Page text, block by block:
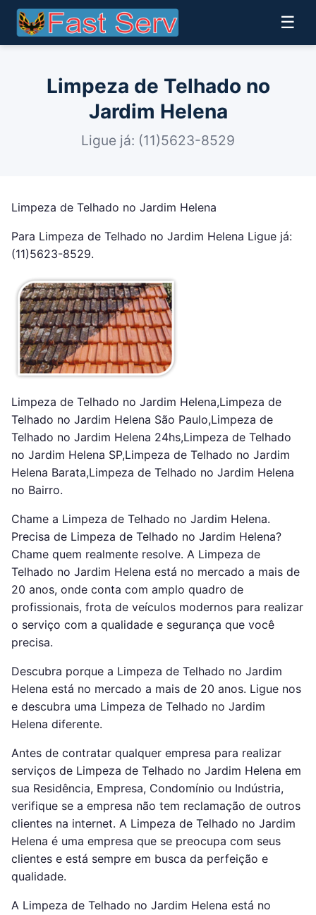
☰
Limpeza de Telhado no
Jardim Helena
Ligue já: (11)5623-8529
Limpeza de Telhado no Jardim Helena
Para Limpeza de Telhado no Jardim Helena Ligue já:
(11)5623-8529.
Limpeza de Telhado no Jardim Helena,Limpeza de
Telhado no Jardim Helena São Paulo,Limpeza de
Telhado no Jardim Helena 24hs,Limpeza de Telhado
no Jardim Helena SP,Limpeza de Telhado no Jardim
Helena Barata,Limpeza de Telhado no Jardim Helena
no Bairro.
Chame a Limpeza de Telhado no Jardim Helena.
Precisa de Limpeza de Telhado no Jardim Helena?
Chame quem realmente resolve. A Limpeza de
Telhado no Jardim Helena está no mercado a mais de
20 anos, onde conta com amplo quadro de
profissionais, frota de veículos modernos para realizar
o serviço com a qualidade e segurança que você
precisa.
Descubra porque a Limpeza de Telhado no Jardim
Helena está no mercado a mais de 20 anos. Ligue nos
e descubra uma Limpeza de Telhado no Jardim
Helena diferente.
Antes de contratar qualquer empresa para realizar
serviços de Limpeza de Telhado no Jardim Helena em
sua Residência, Empresa, Condomínio ou Indústria,
verifique se a empresa não tem reclamação de outros
clientes na internet. A Limpeza de Telhado no Jardim
Helena é uma empresa que se preocupa com seus
clientes e está sempre em busca da perfeição e
qualidade.
A Limpeza de Telhado no Jardim Helena está no